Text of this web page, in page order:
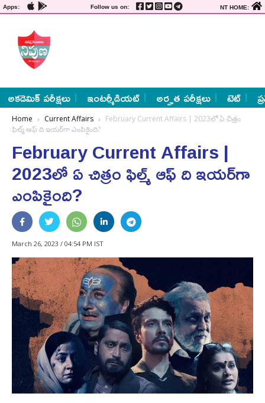
Apps: Follow us on: NT HOME:
అకడెమిక్ పరీక్షలు ఇంటర్మీడియట్ అర్హత పరీక్షలు టెట్
Home Current Affairs
February Current Affairs | 2023లో ఏ చిత్రం
ఫిల్మ్‌ ఆఫ్‌ ది ఇయర్‌గా ఎంపికైంది?
February Current Affairs |
2023లో ఏ చిత్రం ఫిల్మ్‌ ఆఫ్‌ ది ఇయర్‌గా
ఎంపికైంది?
March 26, 2023 / 04:54 PM IST